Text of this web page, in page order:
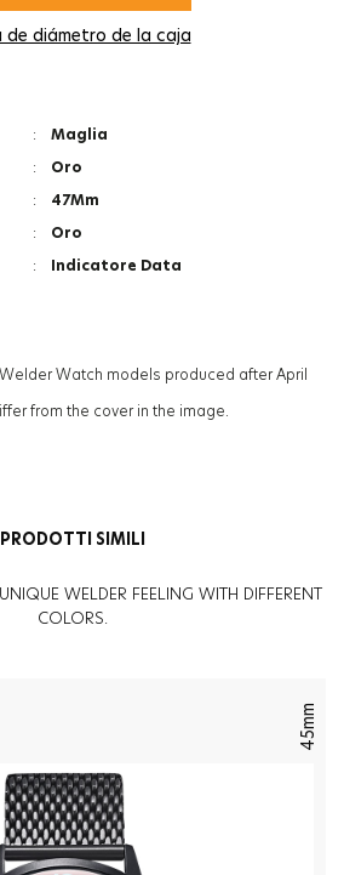
de diámetro de la caja
:
Maglia
:
Oro
:
47Mm
:
Oro
:
Indicatore Data
:
Photochromic
Watch models produced after April
from the cover in the image.
PRODOTTI SIMILI
WELDER FEELING WITH DIFFERENT
COLORS.
45mm